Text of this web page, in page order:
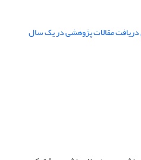
مقالات پژوهشی در یک سال